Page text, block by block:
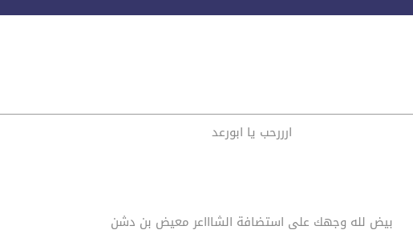
ارررحب يا ابورعد
بيض لله وجهك على استضافة الشاااعر معيض بن دشن